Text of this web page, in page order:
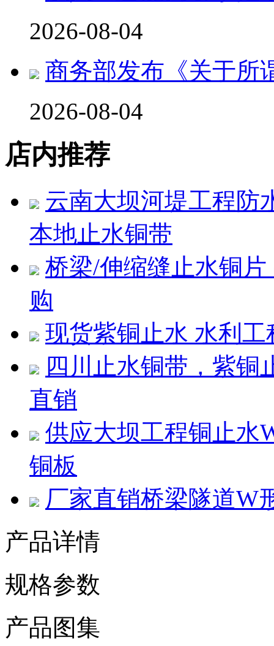
2026-08-04
商务部发布《关于所
2026-08-04
店内推荐
云南大坝河堤工程防
本地止水铜带
桥梁/伸缩缝止水铜
购
现货紫铜止水 水利
四川止水铜带，紫铜
直销
供应大坝工程铜止水
铜板
厂家直销桥梁隧道W
产品详情
规格参数
产品图集